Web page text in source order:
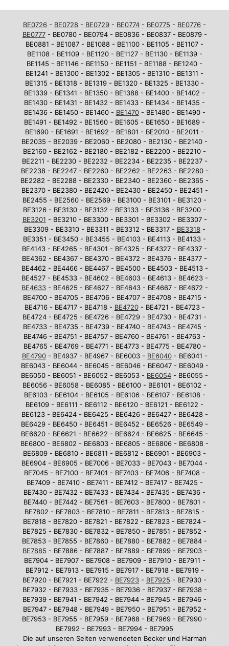
BE0726 - BE0728 - BE0729 - BE0774 - BE0775 - BE0776 -
BE0777- BE0780 - BE0794 - BE0836 - BE0837 - BE0879 -
BE0881 - BE1087 - BE1088 - BE1100 - BE1105 - BE1107 -
BE1108 - BE1109 - BE1120 - BE1127 - BE1130 - BE1139 -
BE1145 - BE1146 - BE1150 - BE1151 - BE1188 - BE1240 -
BE1241 - BE1300 - BE1302 - BE1305 - BE1310 - BE1311 -
BE1315 - BE1318 - BE1319 - BE1320 - BE1325 - BE1330 -
BE1339 - BE1341 - BE1350 - BE1388 - BE1400 - BE1402 -
BE1430 - BE1431 - BE1432 - BE1433 - BE1434 - BE1435 -
BE1436 - BE1450 - BE1460 - BE1470- BE1480 - BE1490 -
BE1491 - BE1492 - BE1560 - BE1605 - BE1650 - BE1689 -
BE1690 - BE1691 - BE1692 - BE1801 - BE2010 - BE2011 -
BE2035 - BE2039 - BE2060 - BE2080 - BE2130 - BE2140 -
BE2160 - BE2162 - BE2180 - BE2182 - BE2200 - BE2210 -
BE2211 - BE2230 - BE2232 - BE2234 - BE2235 - BE2237 -
BE2238 - BE2247 - BE2260 - BE2262 - BE2263 - BE2280 -
BE2282 - BE2288 - BE2330 - BE2340 - BE2360 - BE2365 -
BE2370 - BE2380 - BE2420 - BE2430 - BE2450 - BE2451 -
BE2455 - BE2560 - BE2569 - BE3100 - BE3101 - BE3120 -
BE3126 - BE3130 - BE3132 - BE3133 - BE3136 - BE3200 -
BE3201 - BE3210 - BE3300 - BE3301 - BE3302 - BE3307 -
BE3309 - BE3310 - BE3311 - BE3312 - BE3317 - BE3318-
BE3351 - BE3450 - BE3455 - BE4103 - BE4113 - BE4133 -
BE4143 - BE4265 - BE4301 - BE4325 - BE4327 - BE4337 -
BE4362 - BE4367 - BE4370 - BE4372 - BE4376 - BE4377 -
BE4462 - BE4466 - BE4467 - BE4500 - BE4503 - BE4513 -
BE4527 - BE4533 - BE4602 - BE4603 - BE4613 - BE4623 -
BE4633- BE4625 - BE4627 - BE4643 - BE4667 - BE4672 -
BE4700 - BE4705 - BE4706 - BE4707 - BE4708 - BE4715 -
BE4716 - BE4717 - BE4718 - BE4720- BE4721 - BE4723 -
BE4724 - BE4725 - BE4726 - BE4729 - BE4730 - BE4731 -
BE4733 - BE4735 - BE4739 - BE4740 - BE4743 - BE4745 -
BE4746 - BE4751 - BE4757 - BE4760 - BE4761 - BE4763 -
BE4765 - BE4769 - BE4771 - BE4773 - BE4775 - BE4780 -
BE4790- BE4937 - BE4967 - BE6003 - BE6040- BE6041 -
BE6043 - BE6044 - BE6045 - BE6046 - BE6047 - BE6049 -
BE6050 - BE6051 - BE6052 - BE6053 - BE6054 - BE6055 -
BE6056 - BE6058 - BE6085 - BE6100 - BE6101 - BE6102 -
BE6103 - BE6104 - BE6105 - BE6106 - BE6107 - BE6108 -
BE6109 - BE6111 - BE6112 - BE6120 - BE6121 - BE6122 -
BE6123 - BE6424 - BE6425 - BE6426 - BE6427 - BE6428 -
BE6429 - BE6450 - BE6451 - BE6452 - BE6526 - BE6549 -
BE6620 - BE6621 - BE6622 - BE6624 - BE6625 - BE6645 -
BE6800 - BE6802 - BE6803 - BE6805 - BE6806 - BE6808 -
BE6809 - BE6810 - BE6811 - BE6812 - BE6901 - BE6903 -
BE6904 - BE6905 - BE7006 - BE7033 - BE7043 - BE7044 -
BE7045 - BE7100 - BE7401 - BE7403 - BE7406 - BE7408 -
BE7409 - BE7410 - BE7411 - BE7412 - BE7417 - BE7425 -
BE7430 - BE7432 - BE7433 - BE7434 - BE7435 - BE7436 -
BE7440 - BE7442 - BE7561 - BE7603 - BE7800 - BE7801 -
BE7802 - BE7803 - BE7810 - BE7811 - BE7813 - BE7815 -
BE7818 - BE7820 - BE7821 - BE7822 - BE7823 - BE7824 -
BE7825 - BE7830 - BE7832 - BE7850 - BE7851 - BE7852 -
BE7853 - BE7855 - BE7860 - BE7880 - BE7882 - BE7884 -
BE7885 - BE7886 - BE7887 - BE7889 - BE7899 - BE7903 -
BE7904 - BE7907 - BE7908 - BE7909 - BE7910 - BE7911 -
BE7912 - BE7913 - BE7915 - BE7917 - BE7918 - BE7919 -
BE7920 - BE7921 - BE7922 - BE7923 - BE7925 - BE7930 -
BE7932 - BE7933 - BE7935 - BE7936 - BE7937 - BE7938 -
BE7939 - BE7941 - BE7942 - BE7944 - BE7945 - BE7946 -
BE7947 - BE7948 - BE7949 - BE7950 - BE7951 - BE7952 -
BE7953 - BE7955 - BE7959 - BE7968 - BE7969 - BE7990 -
BE7992 - BE7993 - BE7994 - BE7995
Die auf unseren Seiten verwendeten Becker und Harman